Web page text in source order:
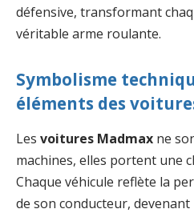
défensive, transformant
véritable arme roulante.
Symbolisme
éléments des
Les voitures Madmax ne
machines, elles portent une
Chaque véhicule reflète la
de son conducteur,